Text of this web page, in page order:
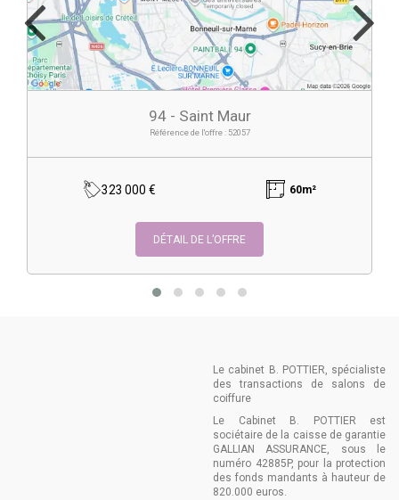
94 - Saint Maur
Référence de l'offre : 52057
323 000 € 60m²
DÉTAIL DE L’OFFRE
Le cabinet B. POTTIER, spécialiste
des transactions de salons de
coiffure
Le Cabinet B. POTTIER est
sociétaire de la caisse de garantie
GALLIAN ASSURANCE, sous le
numéro 42885P, pour la protection
des fonds mandants à hauteur de
820.000 euros.